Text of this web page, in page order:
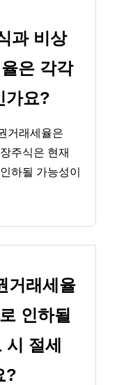
과 비상
은 각각
가요?
거래세율은
주식은 현재
하될 가능성이
거래세율
인하될
시 절세
?